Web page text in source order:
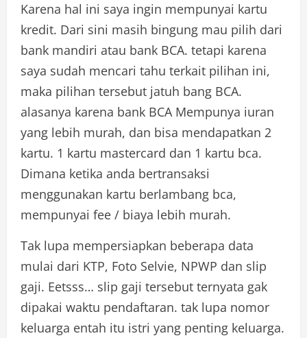
Karena hal ini saya ingin mempunyai kartu
kredit. Dari sini masih bingung mau pilih dari
bank mandiri atau bank BCA. tetapi karena
saya sudah mencari tahu terkait pilihan ini,
maka pilihan tersebut jatuh bang BCA.
alasanya karena bank BCA Mempunya iuran
yang lebih murah, dan bisa mendapatkan 2
kartu. 1 kartu mastercard dan 1 kartu bca.
Dimana ketika anda bertransaksi
menggunakan kartu berlambang bca,
mempunyai fee / biaya lebih murah.
Tak lupa mempersiapkan beberapa data
mulai dari KTP, Foto Selvie, NPWP dan slip
gaji. Eetsss… slip gaji tersebut ternyata gak
dipakai waktu pendaftaran. tak lupa nomor
keluarga entah itu istri yang penting keluarga.